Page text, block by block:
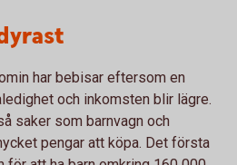
har bebisar eftersom en
och inkomsten blir lägre.
saker som barnvagn och
pengar att köpa. Det första